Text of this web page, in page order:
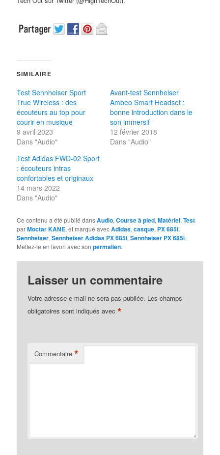
SIMILAIRE
Test Sennheiser Sport
True Wireless : des
écouteurs au top pour
courir en musique
9 avril 2023
Dans "Audio"
Avant-test Sennheiser
Ambeo Smart Headset :
bonne introduction dans le
son immersif
12 février 2018
Dans "Audio"
Test Adidas FWD-02 Sport
: écouteurs intras
confortables et originaux
14 mars 2022
Dans "Audio"
Ce contenu a été publié dansAudio,Course à pied,Matériel,Test
parMoctar KANE, et marqué avecAdidas,casque, PX 685i,
Sennheiser,Sennheiser Adidas PX 685i,Sennheiser PX 685i.
Mettez-le en favori avec sonpermalien.
Laisser un commentaire
Votre adresse e-mail ne sera pas publiée. Les champs
obligatoires sont indiqués avec*
Commentaire *